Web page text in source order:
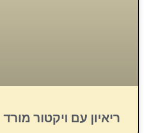
ריאיון עם ויקטור מורד